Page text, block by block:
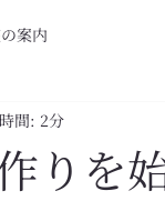
案内
りを
間: 2分